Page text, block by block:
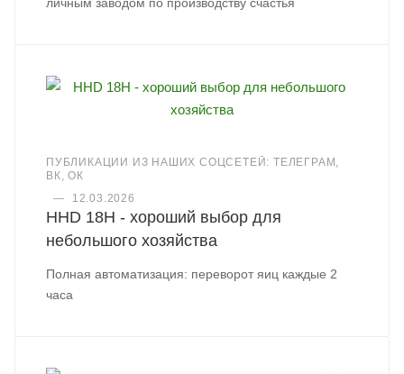
ПУБЛИКАЦИИ ИЗ НАШИХ СОЦСЕТЕЙ: ТЕЛЕГРАМ,
ВК, ОК
—
12.03.2026
HHD 18H - хороший выбор для
небольшого хозяйства
Полная автоматизация: переворот яиц каждые 2
часа